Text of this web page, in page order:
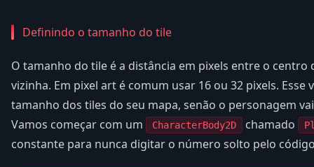
Definindo o tamanho do tile
O tamanho do tile é a distância em pixels entre o centro
vizinha. Em pixel art é comum usar 16 ou 32 pixels.
tamanho dos tiles do seu mapa, senão o personagem
Vamos começar com um
CharacterBody2D chamado
constante para nunca digitar o número solto pelo